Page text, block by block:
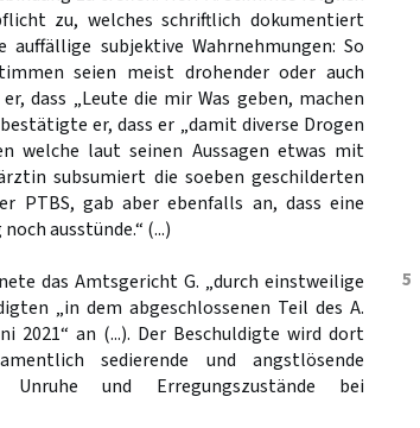
zu, welches schriftlich dokumentiert
subjektive Wahrnehmungen: So
seien meist drohender oder auch
dass „Leute die mir Was geben, machen
er, dass er „damit diverse Drogen
welche laut seinen Aussagen etwas mit
subsumiert die soeben geschilderten
PTBS, gab aber ebenfalls an, dass eine
ausstünde.“ (...)
5
das Amtsgericht G. „durch einstweilige
„in dem abgeschlossenen Teil des A.
2021“ an (...). Der Beschuldigte wird dort
sedierende und angstlösende
Unruhe und Erregungszustände bei